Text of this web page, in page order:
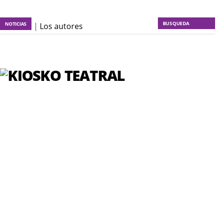
NOTICIASKT :: | Los autores
KT :: |Un poco de locura